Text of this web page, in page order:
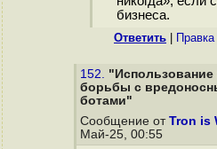
бизнеса.
Ответить Правка|
152.
борьбы с
ботами"
Сообщение от Tron is
Май-25, 00:55